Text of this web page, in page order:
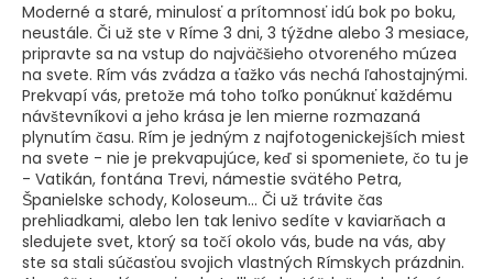
Moderné a staré, minulosť a prítomnosť idú bok po boku,
neustále. Či už ste v Ríme 3 dni, 3 týždne alebo 3 mesiace,
pripravte sa na vstup do najväčšieho otvoreného múzea
na svete. Rím vás zvádza a ťažko vás nechá ľahostajnými.
Prekvapí vás, pretože má toho toľko ponúknuť každému
návštevníkovi a jeho krása je len mierne rozmazaná
plynutím času. Rím je jedným z najfotogenickejších miest
na svete - nie je prekvapujúce, keď si spomeniete, čo tu je
- Vatikán, fontána Trevi, námestie svätého Petra,
Španielske schody, Koloseum... Či už trávite čas
prehliadkami, alebo len tak lenivo sedíte v kaviarňach a
sledujete svet, ktorý sa točí okolo vás, bude na vás, aby
ste sa stali súčasťou svojich vlastných Rímskych prázdnin.